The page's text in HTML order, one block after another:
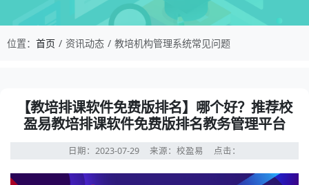
位置： 首页 资讯动态 教培机构管理系统常见问题
【教培排课软件免费版排名】哪个好？推荐校
盈易教培排课软件免费版排名教务管理平台
日期：2023-07-29 来源：校盈易 点击：